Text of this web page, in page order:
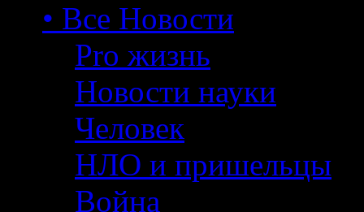
• Все Новости
Pro жизнь
Новости науки
Человек
НЛО и пришельцы
Война